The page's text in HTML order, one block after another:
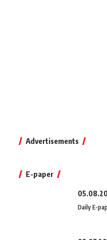
Advertisements
E-paper
Daily E-